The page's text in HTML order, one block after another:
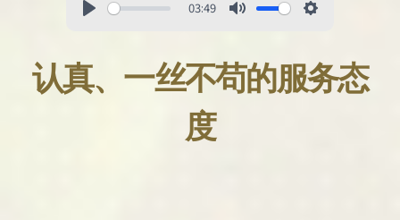
03:49
认真、一丝不苟的服务态
度